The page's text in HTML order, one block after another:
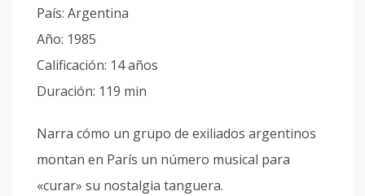
País: Argentina
Año: 1985
Calificación: 14 años
Duración: 119 min
Narra cómo un grupo de exiliados argentinos
montan en París un número musical para
«curar» su nostalgia tanguera.